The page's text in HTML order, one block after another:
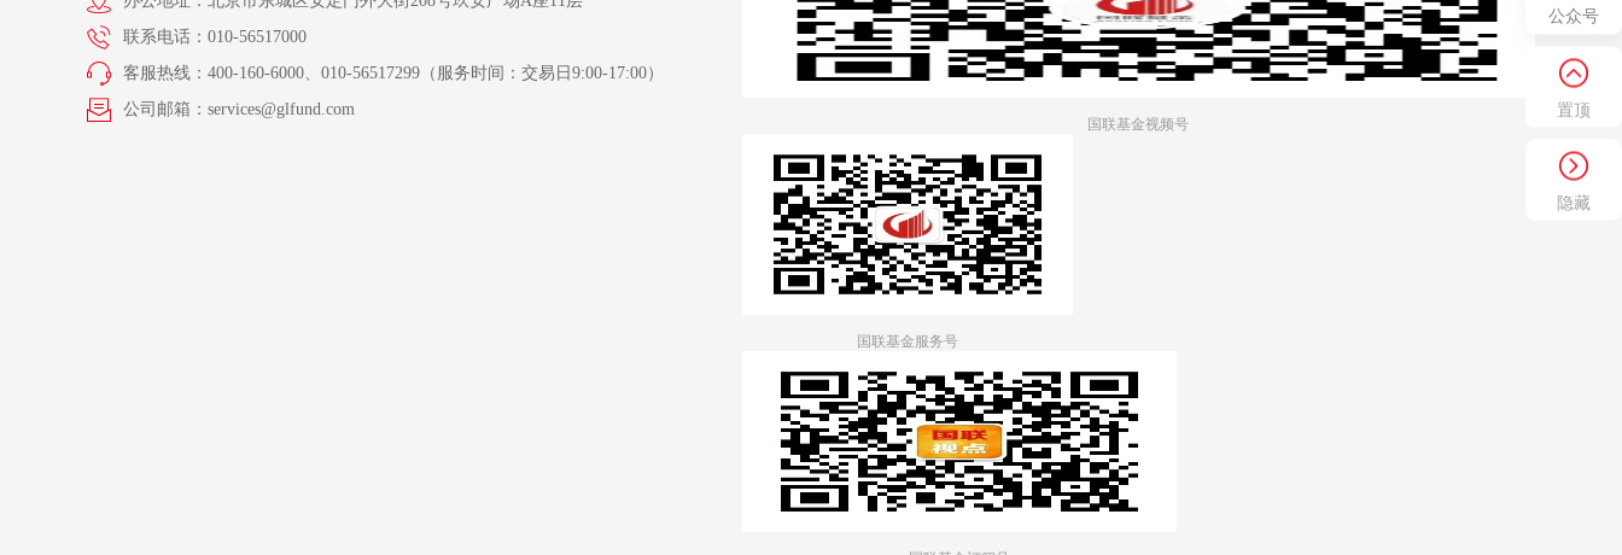
公众号
置顶
隐藏
联系电话：010-56517000
客服热线：400-160-6000、010-56517299（服务时间：交易日9:00-17:00）
公司邮箱：services@glfund.com
国联基金视频号
国联基金服务号